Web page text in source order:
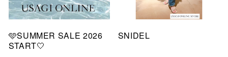
🩵SUMMER SALE 2026
START🤍
SNIDEL